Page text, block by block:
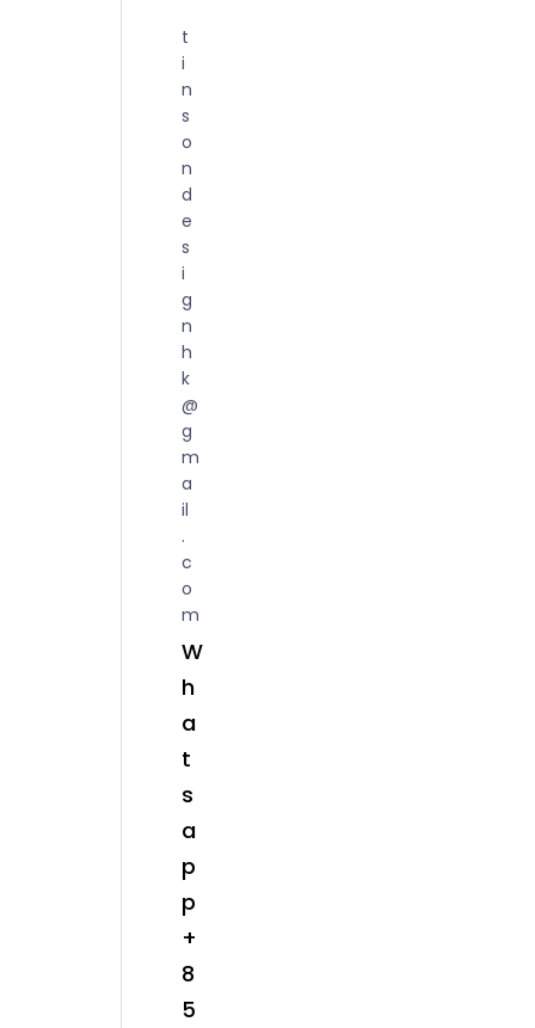
t
i
n
s
o
n
d
e
s
i
g
n
h
k
@
g
m
a
il
.
c
o
m
W
h
a
t
s
a
p
p
+
8
5